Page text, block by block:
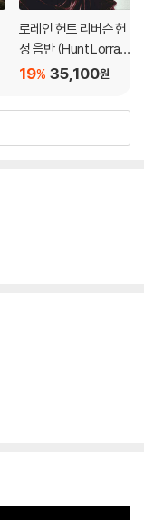
로레인 헌트 리버슨 헌
정 음반 (Hunt Lorrain
e Lieberson Tribut
35,100원
19%